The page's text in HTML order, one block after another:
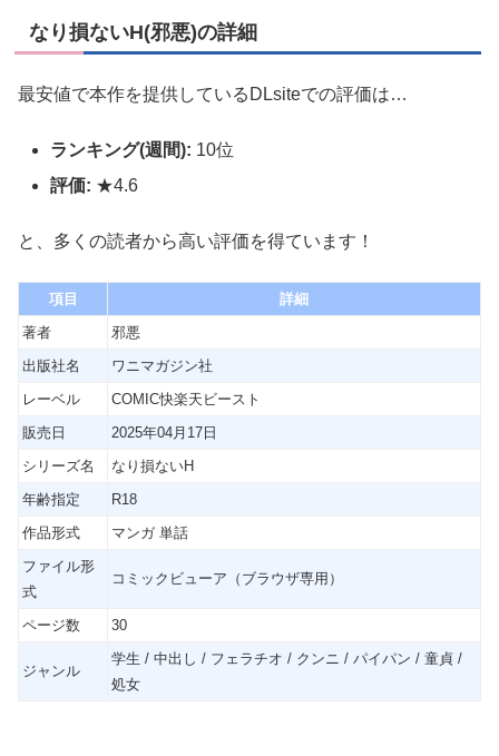
なり損ないH(邪悪)の詳細
最安値で本作を提供しているDLsiteでの評価は…
ランキング(週間): 10位
評価: ★4.6
と、多くの読者から高い評価を得ています！
項目
詳細
著者
邪悪
出版社名
ワニマガジン社
レーベル
COMIC快楽天ビースト
販売日
2025年04月17日
シリーズ名
なり損ないH
年齢指定
R18
作品形式
マンガ 単話
ファイル形
式
コミックビューア（ブラウザ専用）
ページ数 30
ジャンル
学生 / 中出し / フェラチオ / クンニ / パイパン / 童貞 /
処女